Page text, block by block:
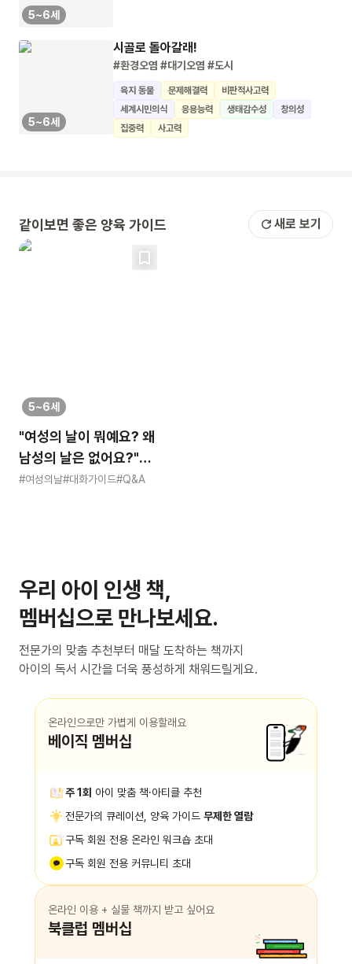
5~6세
5~6세
시골로 돌아갈래!
#환경오염 #대기오염 #도시
육지 동물 문제해결력
비판적사고력
세계시민의식
응용능력 생태감수성
창의성
집중력
사고력
같이보면 좋은 양육 가이드 새로 보기
5~6세
"여성의 날이 뭐예요? 왜
남성의 날은 없어요?"
묻는 어린이에게 이렇게
#여성의날#대화가이드#Q&A
우리 아이 인생 책,
멤버십으로 만나보세요.
전문가의 맞춤 추천부터 매달 도착하는 책까지
아이의 독서 시간을 더욱 풍성하게 채워드릴게요.
온라인으로만 가볍게 이용할래요
베이직 멤버십
주 1회 아이 맞춤 책·아티클 추천
전문가의 큐레이션, 양육 가이드 무제한 열람
구독 회원 전용 온라인 워크숍 초대
구독 회원 전용 커뮤니티 초대
온라인 이용 + 실물 책까지 받고 싶어요
북클럽 멤버십